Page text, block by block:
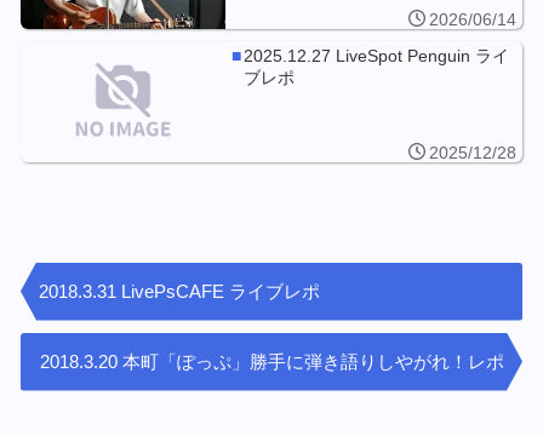
2026/06/14
2025.12.27 LiveSpot Penguin ライ
ブレポ
2025/12/28
2018.3.31 LivePsCAFE ライブレポ
2018.3.20 本町「ぽっぷ」勝手に弾き語りしやがれ！レポ